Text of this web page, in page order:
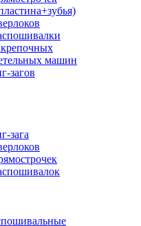
машин
загов
зага